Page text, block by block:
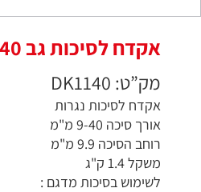
אקדח לסיכות גב 11/40 APACH
מק”ט: DK1140
אקדח לסיכות נגרות
אורך סיכה 9-40 מ"מ
רוחב הסיכה 9.9 מ"מ
משקל 1.4 ק"ג
לשימוש בסיכות מדגם :